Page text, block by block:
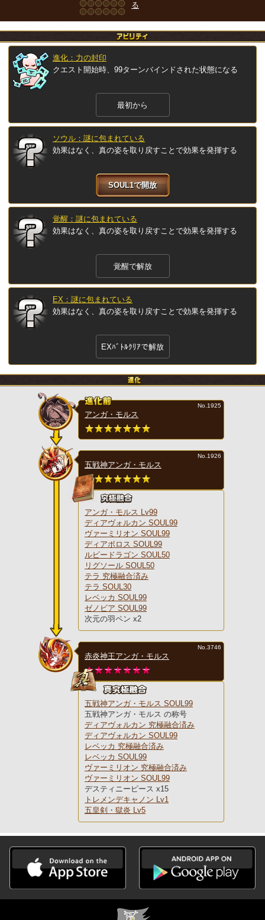
る
進化：力の封印
クエスト開始時、99ターンバインドされた状態になる
最初から
ソウル：謎に包まれている
効果はなく、真の姿を取り戻すことで効果を発揮する
SOUL1で開放
覚醒：謎に包まれている
効果はなく、真の姿を取り戻すことで効果を発揮する
覚醒で解放
EX：謎に包まれている
効果はなく、真の姿を取り戻すことで効果を発揮する
EXﾊﾞﾄﾙｸﾘｱで解放
アンガ・モルス
No.1925
五戦神アンガ・モルス
No.1926
アンガ・モルス Lv99
ディアヴォルカン SOUL99
ヴァーミリオン SOUL99
ディアボロス SOUL99
ルビードラゴン SOUL50
リグソール SOUL50
テラ 究極融合済み
テラ SOUL30
レベッカ SOUL99
ゼノビア SOUL99
次元の羽ペン x2
赤炎神王アンガ・モルス
No.3746
五戦神アンガ・モルス SOUL99
五戦神アンガ・モルス の称号
ディアヴォルカン 究極融合済み
ディアヴォルカン SOUL99
レベッカ 究極融合済み
レベッカ SOUL99
ヴァーミリオン 究極融合済み
ヴァーミリオン SOUL99
デスティニーピース x15
トレメンデキャノン Lv1
五皇剣・獄炎 Lv5